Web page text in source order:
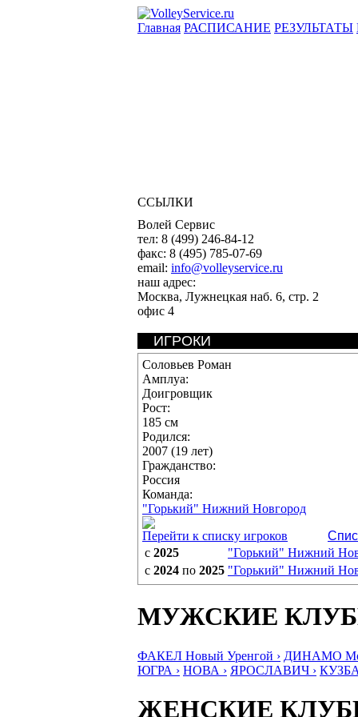
Главная РАСПИСАНИЕ РЕЗУЛЬТАТЫ
ССЫЛКИ
Волей Сервис
тел: 8 (499) 246-84-12
факс: 8 (495) 785-07-69
email: info@volleyservice.ru
наш адрес:
Москва, Лужнецкая наб. 6, стр. 2
офис 4
ИГРОКИ
Соловьев Роман
Амплуа:
Доигровщик
Рост:
185 см
Родился:
2007 (19 лет)
Гражданство:
Россия
Команда:
"Горький" Нижний Новгород
Перейти к списку игроков
с 2025 "Горький" Нижний
с 2024 по 2025 "Горький" Нижний
МУЖСКИЕ
ФАКЕЛ Новый Уренгой › ДИНАМО
ЮГРА › НОВА › ЯРОСЛАВИЧ ›
ЖЕНСКИЕ